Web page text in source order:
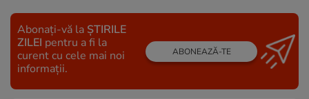
Abonați-vă la ȘTIRILE
ZILEI pentru a fi la
curent cu cele mai noi
informații.
ABONEAZĂ-TE